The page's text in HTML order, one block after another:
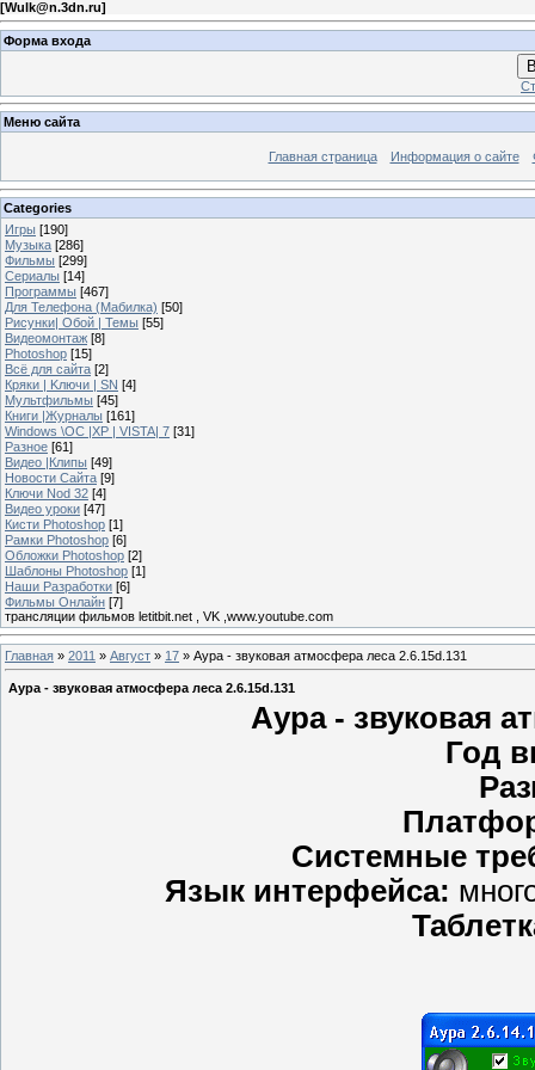
[Wulk@n.3dn.ru]
Форма входа
Меню сайта
Главная страница Информация о сайте
Categories
Игры [190]
Музыка [286]
Фильмы [299]
Сериалы [14]
Программы [467]
Для Телефона (Мабилка) [50]
Рисунки| Обой | Темы [55]
Видеомонтаж [8]
Photoshop [15]
Всё для сайта [2]
Кряки | Kлючи | SN [4]
Мультфильмы [45]
Книги |Журналы [161]
Windows \OC |XP | VISTA| 7 [31]
Разное [61]
Видео |Клипы [49]
Новости Сайта [9]
Ключи Nod 32 [4]
Видео уроки [47]
Кисти Photoshop [1]
Рамки Photoshop [6]
Обложки Photoshop [2]
Шаблоны Photoshop [1]
Наши Разработки [6]
Фильмы Онлайн [7]
трансляции фильмов letitbit.net , VK ,www.youtube.com
Главная » 2011 » Август » 17 » Аура - звуковая атмосфера леса 2.6.15d.131
Аура - звуковая атмосфера леса 2.6.15d.131
Аура - звуковая
Год
Системные
Язык интерфейса: